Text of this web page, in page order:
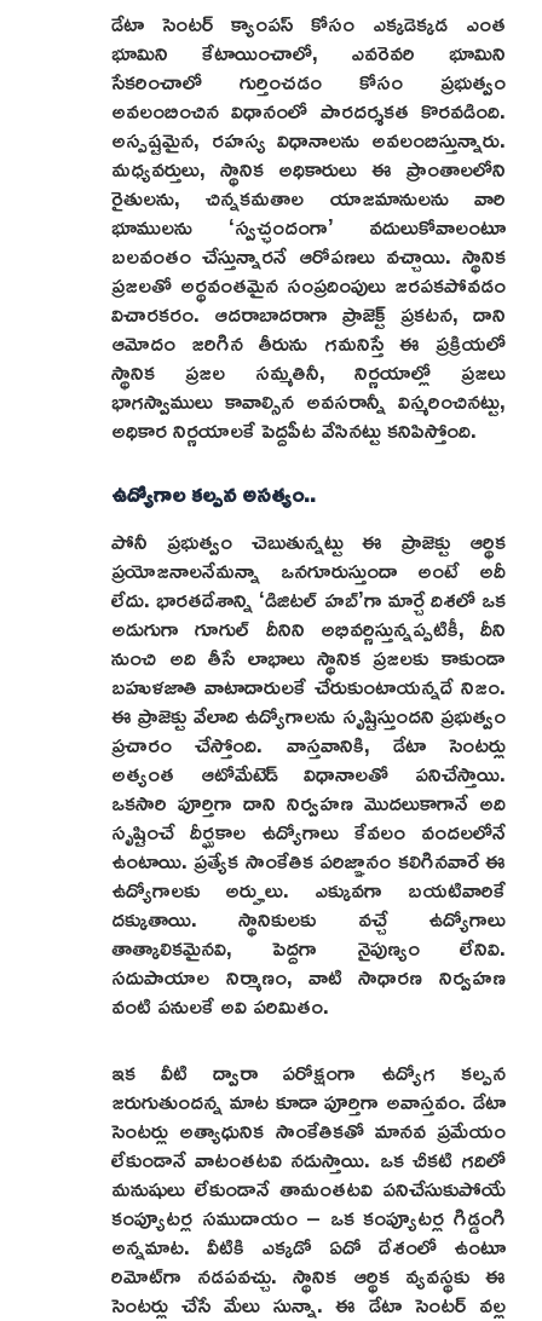
డేటా సెంటర్ క్యాంపస్ కోసం ఎక్కడెక్కడ ఎంత
భూమిని కేటాయించాలో, ఎవరెవరి భూమిని
సేకరించాలో గుర్తించడం కోసం ప్రభుత్వం
అవలంబించిన విధానంలో పారదర్శకత కొరవడింది.
అస్పష్టమైన, రహస్య విధానాలను అవలంబిస్తున్నారు.
మధ్యవర్తులు, స్థానిక అధికారులు ఈ ప్రాంతాలలోని
రైతులను, చిన్నకమతాల యాజమానులను వారి
భూములను ‘స్వచ్ఛందంగా’ వదులుకోవాలంటూ
బలవంతం చేస్తున్నారనే ఆరోపణలు వచ్చాయి. స్థానిక
ప్రజలతో అర్థవంతమైన సంప్రదింపులు జరపకపోవడం
విచారకరం. ఆదరాబాదరాగా ప్రాజెక్ట్ ప్రకటన, దాని
ఆమోదం జరిగిన తీరును గమనిస్తే ఈ ప్రక్రియలో
స్థానిక ప్రజల సమ్మతినీ, నిర్ణయాల్లో ప్రజలు
భాగస్వాములు కావాల్సిన అవసరాన్నీ విస్మరించినట్టు,
అధికార నిర్ణయాలకే పెద్దపీట వేసినట్టు కనిపిస్తోంది.
ఉద్యోగాల కల్పన అసత్యం..
పోనీ ప్రభుత్వం చెబుతున్నట్టు ఈ ప్రాజెక్టు ఆర్థిక
ప్రయోజనాలనేమన్నా ఒనగూరుస్తుందా అంటే అదీ
లేదు. భారతదేశాన్ని ‘డిజిటల్ హబ్’గా మార్చే దిశలో ఒక
అడుగుగా గూగుల్ దీనిని అభివర్ణిస్తున్నప్పటికీ, దీని
నుంచి అది తీసే లాభాలు స్థానిక ప్రజలకు కాకుండా
బహుళజాతి వాటాదారులకే చేరుకుంటాయన్నదే నిజం.
ఈ ప్రాజెక్టు వేలాది ఉద్యోగాలను సృష్టిస్తుందని ప్రభుత్వం
ప్రచారం చేస్తోంది. వాస్తవానికి, డేటా సెంటర్లు
అత్యంత ఆటోమేటెడ్ విధానాలతో పనిచేస్తాయి.
ఒకసారి పూర్తిగా దాని నిర్వహణ మొదలుకాగానే అది
సృష్టించే దీర్ఘకాల ఉద్యోగాలు కేవలం వందలలోనే
ఉంటాయి. ప్రత్యేక సాంకేతిక పరిజ్ఞానం కలిగినవారే ఈ
ఉద్యోగాలకు అర్హులు. ఎక్కువగా బయటివారికే
దక్కుతాయి. స్థానికులకు వచ్చే ఉద్యోగాలు
తాత్కాలికమైనవి, పెద్దగా నైపుణ్యం లేనివి.
సదుపాయాల నిర్మాణం, వాటి సాధారణ నిర్వహణ
వంటి పనులకే అవి పరిమితం.
ఇక వీటి ద్వారా పరోక్షంగా ఉద్యోగ కల్పన
జరుగుతుందన్న మాట కూడా పూర్తిగా అవాస్తవం. డేటా
సెంటర్లు అత్యాధునిక సాంకేతికతో మానవ ప్రమేయం
లేకుండానే వాటంతటవి నడుస్తాయి. ఒక చీకటి గదిలో
మనుషులు లేకుండానే తామంతటవి పనిచేసుకుపోయే
కంప్యూటర్ల సముదాయం – ఒక కంప్యూటర్ల గిడ్డంగి
అన్నమాట. వీటికి ఎక్కడో ఏదో దేశంలో ఉంటూ
రిమోట్‌గా నడపవచ్చు. స్థానిక ఆర్థిక వ్యవస్థకు ఈ
సెంటర్లు చేసే మేలు సున్నా. ఈ డేటా సెంటర్ వల్ల